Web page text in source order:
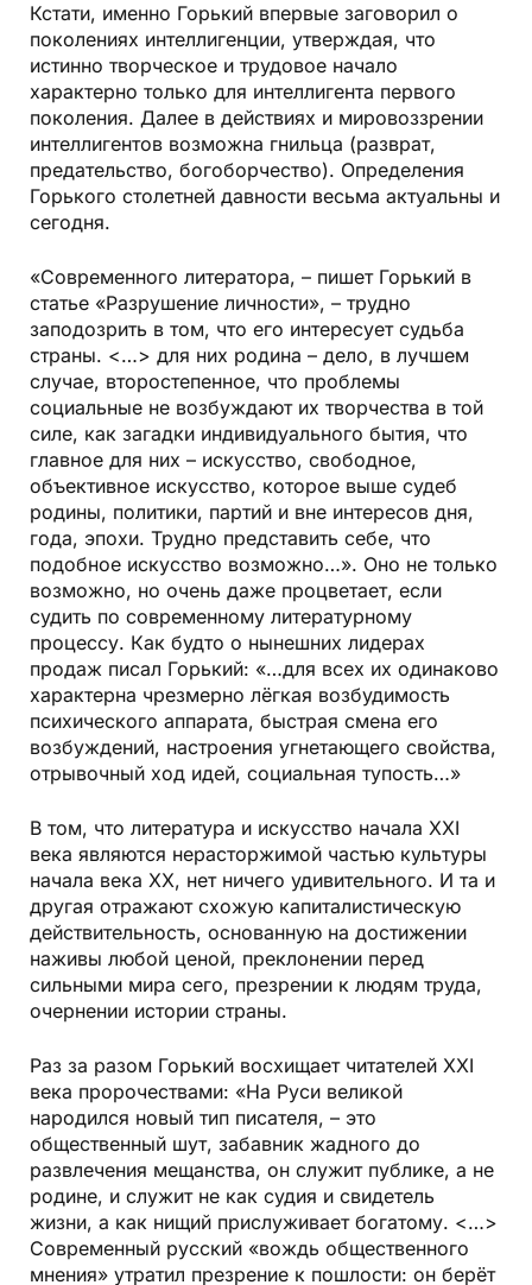
Кстати, именно Горький впервые заговорил о
поколениях интеллигенции, утверждая, что
истинно творческое и трудовое начало
характерно только для интеллигента первого
поколения. Далее в действиях и мировоззрении
интеллигентов возможна гнильца (разврат,
предательство, богоборчество). Определения
Горького столетней давности весьма актуальны и
сегодня.
«Современного литератора, – пишет Горький в
статье «Разрушение личности», – трудно
заподозрить в том, что его интересует судьба
страны. <…> для них родина – дело, в лучшем
случае, второстепенное, что проблемы
социальные не возбуждают их творчества в той
силе, как загадки индивидуального бытия, что
главное для них – искусство, свободное,
объективное искусство, которое выше судеб
родины, политики, партий и вне интересов дня,
года, эпохи. Трудно представить себе, что
подобное искусство возможно…». Оно не только
возможно, но очень даже процветает, если
судить по современному литературному
процессу. Как будто о нынешних лидерах
продаж писал Горький: «…для всех их одинаково
характерна чрезмерно лёгкая возбудимость
психического аппарата, быстрая смена его
возбуждений, настроения угнетающего свойства,
отрывочный ход идей, социальная тупость…»
В том, что литература и искусство начала ХХI
века являются нерасторжимой частью культуры
начала века ХХ, нет ничего удивительного. И та и
другая отражают схожую капиталистическую
действительность, основанную на достижении
наживы любой ценой, преклонении перед
сильными мира сего, презрении к людям труда,
очернении истории страны.
Раз за разом Горький восхищает читателей ХХI
века пророчествами: «На Руси великой
народился новый тип писателя, – это
общественный шут, забавник жадного до
развлечения мещанства, он служит публике, а не
родине, и служит не как судия и свидетель
жизни, а как нищий прислуживает богатому. <…>
Современный русский «вождь общественного
мнения» утратил презрение к пошлости: он берёт